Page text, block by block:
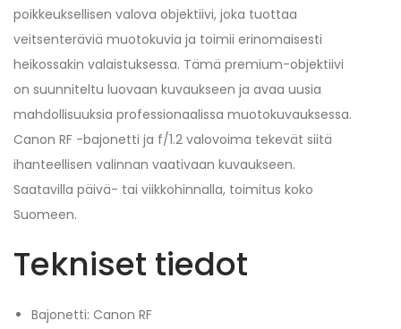
poikkeuksellisen valova objektiivi, joka tuottaa
veitsenteräviä muotokuvia ja toimii erinomaisesti
heikossakin valaistuksessa. Tämä premium-objektiivi
on suunniteltu luovaan kuvaukseen ja avaa uusia
mahdollisuuksia professionaalissa muotokuvauksessa.
Canon RF -bajonetti ja f/1.2 valovoima tekevät siitä
ihanteellisen valinnan vaativaan kuvaukseen.
Saatavilla päivä- tai viikkohinnalla, toimitus koko
Suomeen.
Tekniset tiedot
Bajonetti: Canon RF